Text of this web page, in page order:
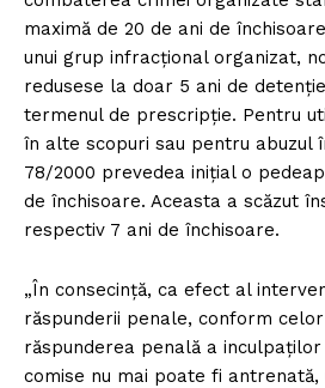
maximă de 20 de ani de
unui grup infracțional organizat,
redusese la doar 5 ani de
termenul de prescripție. Pentru
în alte scopuri sau pentru abuzul
78/2000 prevedea inițial o
de închisoare. Aceasta a scăzut
respectiv 7 ani de închisoare.
„În consecință, ca efect al
răspunderii penale, conform
răspunderea penală a
comise nu mai poate fi antrenată,